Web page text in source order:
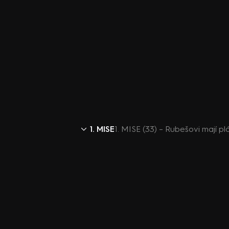
1. MISE1. MISE (33) – Rubešovi mají